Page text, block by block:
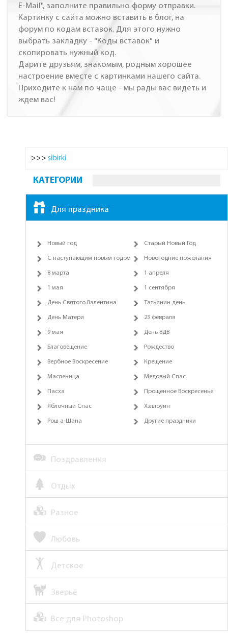
E-Mail", заполните правильно форму отправки.
Картинку с сайта можно вставить в блог, на
форум по кодам вставок. Для этого нужно
выбрать закладку - "Коды вставок" и
скопировать нужный код.
Дарите друзьям, знакомым, родным хорошее
настроение вместе с картинками нашего сайта.
Приходите к нам по чаще - мы рады вас видеть и
ждем вас!
>>> sibirki
КАТЕГОРИИ
Для праздника
Новый год Старый Новый Год
С наступающим новым годом Новогодние пожелания
8 марта 1 апреля
1 мая 1 сентября
День Святого Валентина Татьянин день
День Матери 23 февраля
9 мая День ВДВ
Благовещение Рождество
Вербное Воскресение Крещение
Масленица Медовый Спас
Пасха Прощенное Воскресенье
Яблочный Спас Хэллоуин
Рош а-Шана Другие праздники
Поздравления
Отдых
Разное
Любовь
Детское
Зверьё
Все для Photoshop